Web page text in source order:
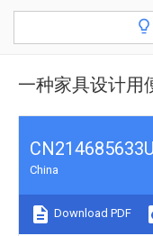
一种家具设计用
CN214685633U
China
Download PDF